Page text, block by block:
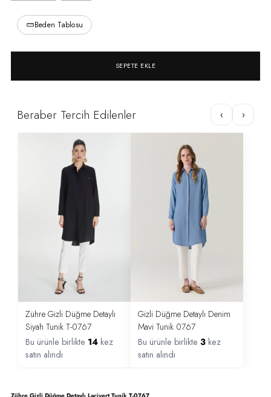
Beden Tablosu
SEPETE EKLE
Beraber Tercih Edilenler ‹ ›
Zühre Gizli Düğme Detaylı
Siyah Tunik T-0767
Bu ürünle birlikte 14 kez
satın alındı
Gizli Düğme Detaylı Denim
Mavi Tunik 0767
Bu ürünle birlikte3 kez
satın alındı